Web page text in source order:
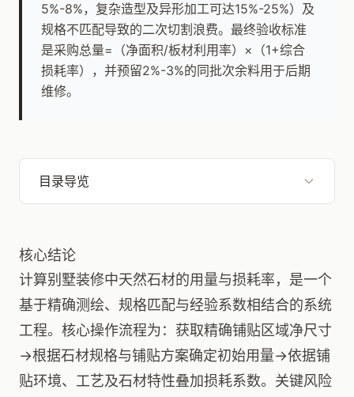
5%-8%，复杂造型及异形加工可达15%-25%）及
规格不匹配导致的二次切割浪费。最终验收标准
是采购总量=（净面积/板材利用率）×（1+综合
损耗率），并预留2%-3%的同批次余料用于后期
维修。
目录导览
核心结论
计算别墅装修中天然石材的用量与损耗率，是一个
基于精确测绘、规格匹配与经验系数相结合的系统
工程。核心操作流程为：获取精确铺贴区域净尺寸
→根据石材规格与铺贴方案确定初始用量→依据铺
贴环境、工艺及石材特性叠加损耗系数。关键风险